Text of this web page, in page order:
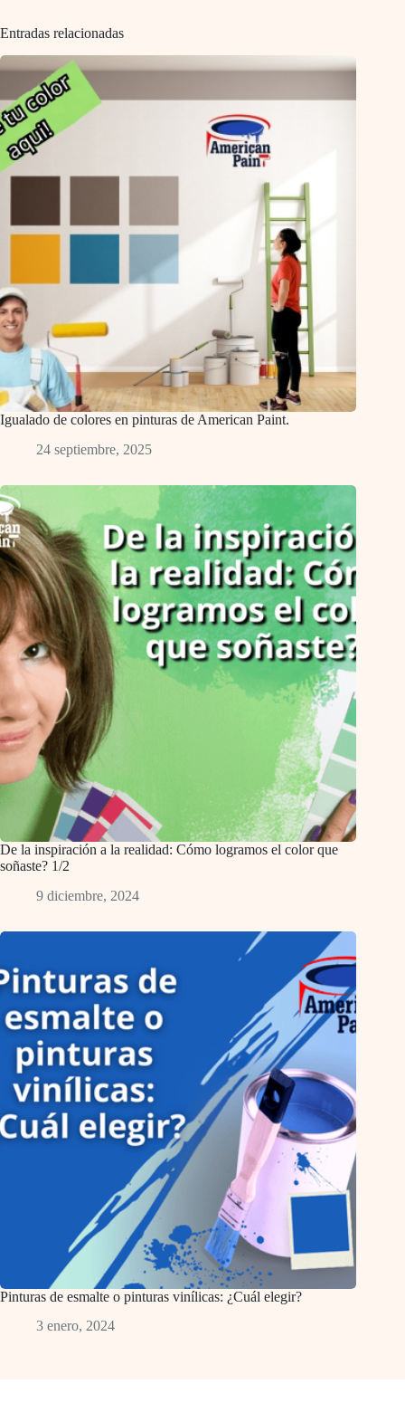
Entradas relacionadas
Igualado de colores en pinturas de American Paint.
24 septiembre, 2025
De la inspiración a la realidad: Cómo logramos el color que
soñaste? 1/2
9 diciembre, 2024
Pinturas de esmalte o pinturas vinílicas: ¿Cuál elegir?
3 enero, 2024